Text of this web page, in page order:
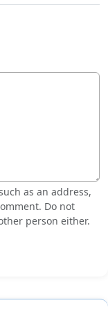
as an address,
Do not
person either.